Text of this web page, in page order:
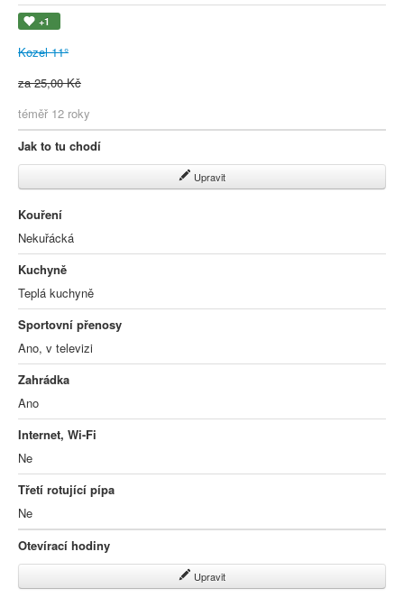
+1
Kozel 11°
za 25,00 Kč
téměř 12 roky
Jak to tu chodí
Upravit
Kouření
Nekuřácká
Kuchyně
Teplá kuchyně
Sportovní přenosy
Ano, v televizi
Zahrádka
Ano
Internet, Wi-Fi
Ne
Třetí rotující pípa
Ne
Otevírací hodiny
Upravit